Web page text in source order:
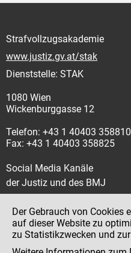
Strafvollzugsakademie
www.justiz.gv.at/stak
Dienststelle: STAK
1080 Wien
Wickenburggasse 12
Telefon: +43 1 40403 358810
Fax: +43 1 40403 358825
Social Media Kanäle
der Justiz und des BMJ
Impressum
Der Gebrauch von Cookies
auf dieser Website zu
zu Statistikzwecken und